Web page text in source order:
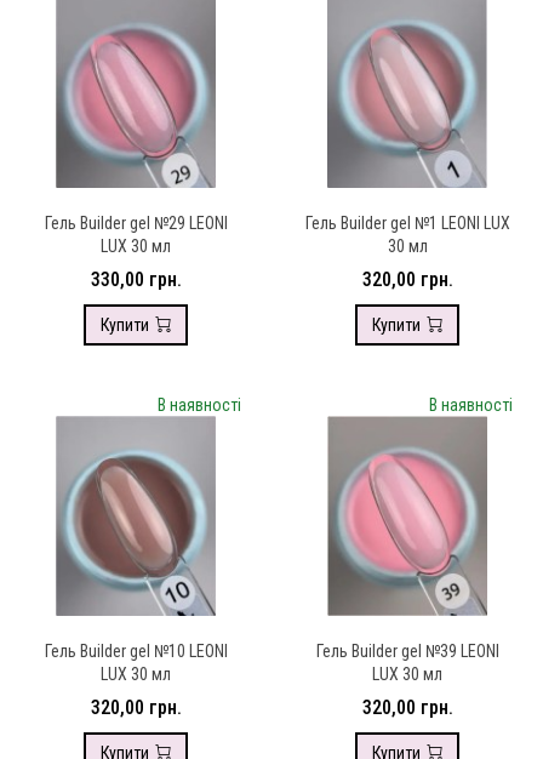
Гель Builder gel №29 LEONI
LUX 30 мл
330,00 грн.
Купити
Гель Builder gel №1 LEONI LUX
30 мл
320,00 грн.
Купити
В наявності
Гель Builder gel №10 LEONI
LUX 30 мл
320,00 грн.
Купити
В наявності
Гель Builder gel №39 LEONI
LUX 30 мл
320,00 грн.
Купити